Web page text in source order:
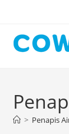
content
> Penapis